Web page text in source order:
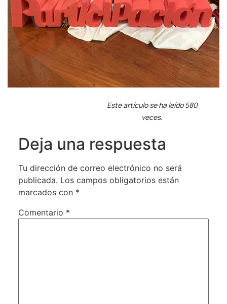
Este artículo se ha leído 580
veces.
Deja una respuesta
Tu dirección de correo electrónico no será
publicada. Los campos obligatorios están
marcados con *
Comentario *